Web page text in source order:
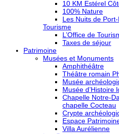
10 KM Estérel
100% Nature
Les Nuits de
Tourisme
L’Office de
Taxes de séjour
Patrimoine
Musées et Monuments
Amphithéâtre
Théâtre romain
Musée
Musée d’Histoire
Chapelle Notre-
chapelle Cocteau
Crypte
Espace
Villa Aurélienne